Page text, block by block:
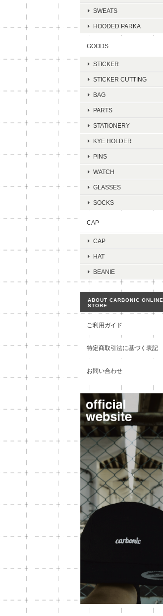
SWEATS
HOODED PARKA
GOODS
STICKER
STICKER CUTTING
BAG
PARTS
STATIONERY
KYE HOLDER
PINS
WATCH
GLASSES
SOCKS
CAP
CAP
HAT
BEANIE
ABOUT CARBONIC ONLINE
STORE
ご利用ガイド
特定商取引法に基づく表記
お問い合わせ